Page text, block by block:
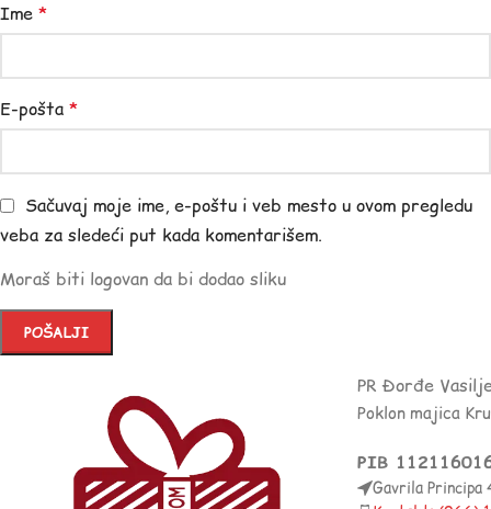
Ime *
E-pošta *
Sačuvaj moje ime, e-poštu i veb mesto u ovom pregledu
veba za sledeći put kada komentarišem.
Moraš biti logovan da bi dodao sliku
PR Đorđe
Poklon majica
PIB
Gavrila Principa